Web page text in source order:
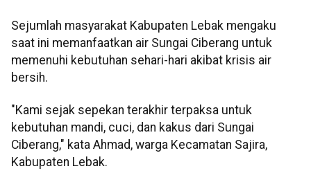
Sejumlah masyarakat Kabupaten Lebak mengaku
saat ini memanfaatkan air Sungai Ciberang untuk
memenuhi kebutuhan sehari-hari akibat krisis air
bersih.
‎"Kami sejak sepekan terakhir terpaksa untuk
kebutuhan mandi, cuci, dan kakus dari Sungai
Ciberang," kata Ahmad, warga Kecamatan Sajira,
Kabupaten Lebak.